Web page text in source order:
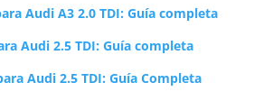
Audi A3 2.0 TDI: Guía completa
Audi 2.5 TDI: Guía completa
Audi 2.5 TDI: Guía Completa